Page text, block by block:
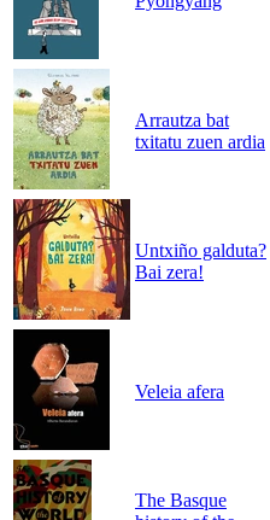
Arrautza bat
txitatu zuen ardia
Untxiño galduta?
Bai zera!
Veleia afera
The Basque